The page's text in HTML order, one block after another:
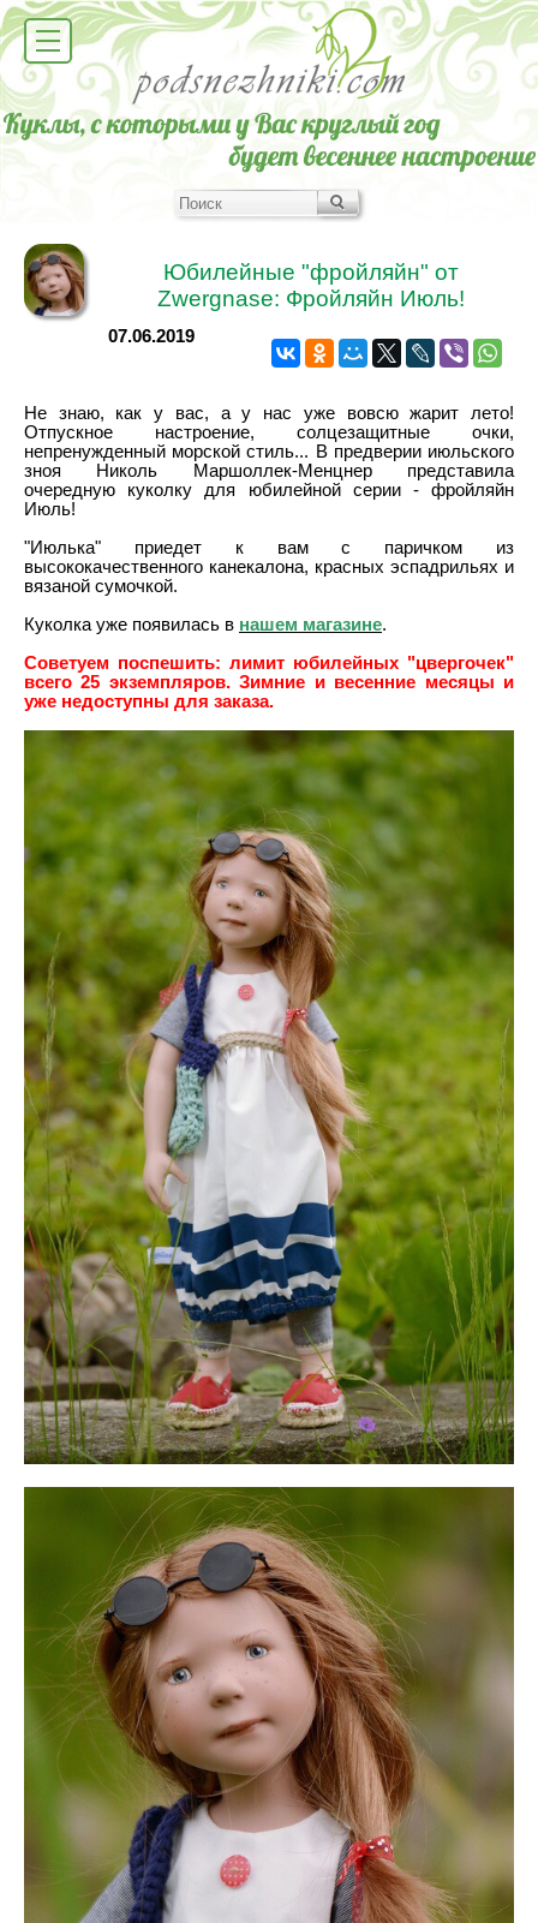
Юбилейные "фройляйн" от
Zwergnase: Фройляйн Июль!
07.06.2019
Не знаю, как у вас, а у нас уже вовсю жарит лето!
Отпускное настроение, солцезащитные очки,
непренужденный морской стиль... В предверии июльского
зноя Николь Маршоллек-Менцнер представила
очередную куколку для юбилейной серии - фройляйн
Июль!
"Июлька" приедет к вам с паричком из
высококачественного канекалона, красных эспадрильях и
вязаной сумочкой.
Куколка уже появилась в нашем магазине.
Советуем поспешить: лимит юбилейных "цвергочек"
всего 25 экземпляров. Зимние и весенние месяцы и
уже недоступны для заказа.